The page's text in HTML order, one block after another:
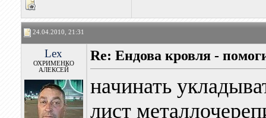
24.04.2010, 21:31
Lex
ОХРИМЕНКО
АЛЕКСЕЙ
Re: Ендова кровля -
начинать
лист